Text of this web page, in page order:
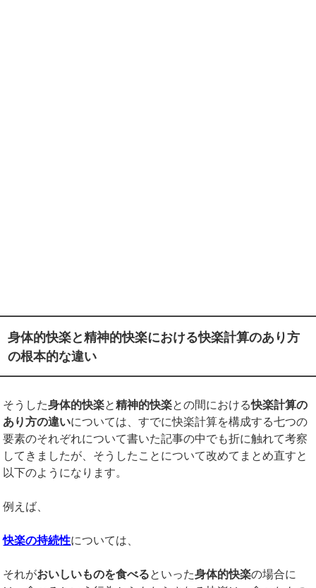
身体的快楽と精神的快楽における快楽計算のあり方
の根本的な違い
そうした身体的快楽と精神的快楽との間における快楽計算の
あり方の違いについては、すでに快楽計算を構成する七つの
要素のそれぞれについて書いた記事の中でも折に触れて考察
してきましたが、そうしたことについて改めてまとめ直すと
以下のようになります。
例えば、
快楽の持続性については、
それがおいしいものを食べるといった身体的快楽の場合に